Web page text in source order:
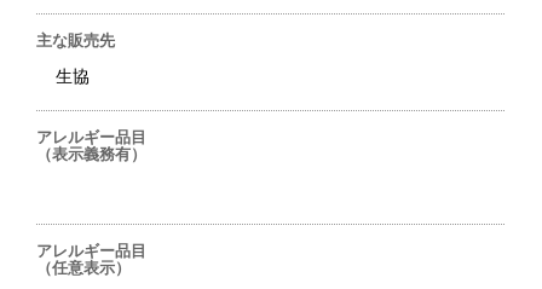
主な販売先
生協
アレルギー品目
（表示義務有）
アレルギー品目
（任意表示）